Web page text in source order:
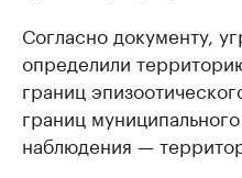
Согласно документу,
определили
границ
границ
наблюдения —